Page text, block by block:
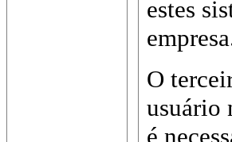
estes
O
usuário
é